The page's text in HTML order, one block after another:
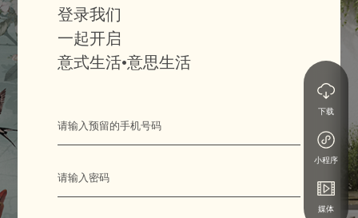
登录我们
一起开启
意式生活•意思生活
下载
小程序
媒体